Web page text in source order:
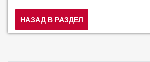
НАЗАД В РАЗДЕЛ